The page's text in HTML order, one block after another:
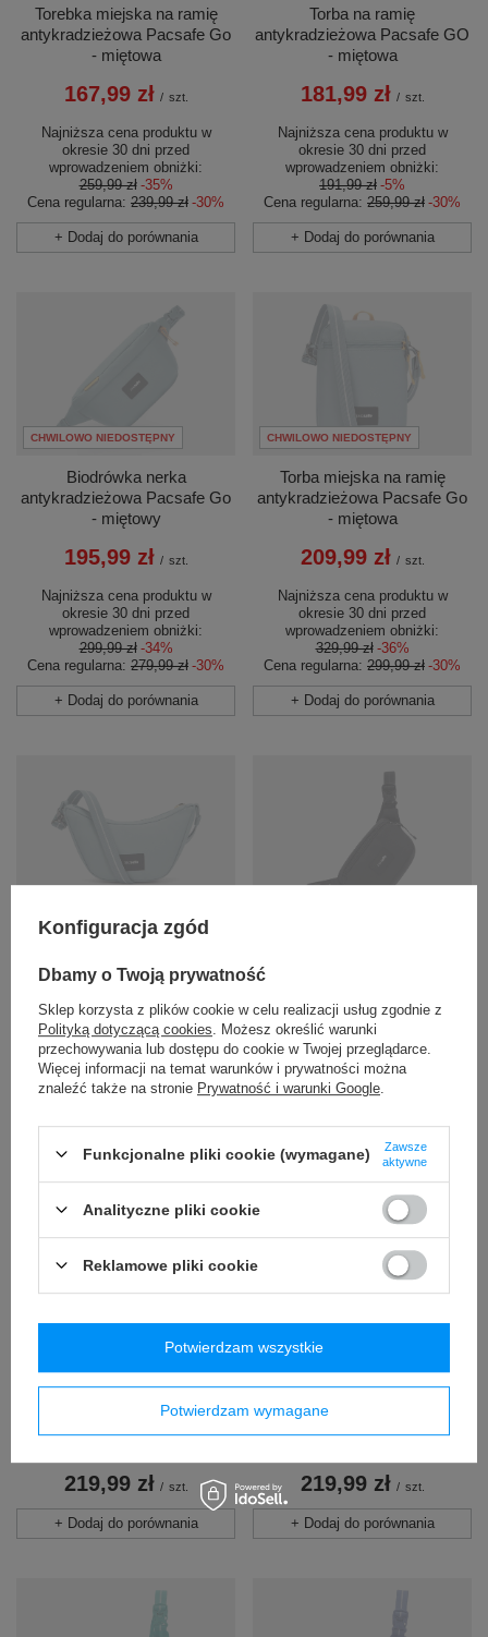
Torebka miejska na ramię
antykradzieżowa Pacsafe Go
- miętowa
167,99 zł / szt.
Najniższa cena produktu w
okresie 30 dni przed
wprowadzeniem obniżki:
259,99 zł -35%
Cena regularna: 239,99 zł -30%
+ Dodaj do porównania
Torba na ramię
antykradzieżowa Pacsafe GO
- miętowa
181,99 zł / szt.
Najniższa cena produktu w
okresie 30 dni przed
wprowadzeniem obniżki:
191,99 zł -5%
Cena regularna: 259,99 zł -30%
+ Dodaj do porównania
CHWILOWO NIEDOSTĘPNY
Biodrówka nerka
antykradzieżowa Pacsafe Go
- miętowy
195,99 zł / szt.
Najniższa cena produktu w
okresie 30 dni przed
wprowadzeniem obniżki:
299,99 zł -34%
Cena regularna: 279,99 zł -30%
+ Dodaj do porównania
CHWILOWO NIEDOSTĘPNY
Torba miejska na ramię
antykradzieżowa Pacsafe Go
- miętowa
209,99 zł / szt.
Najniższa cena produktu w
okresie 30 dni przed
wprowadzeniem obniżki:
329,99 zł -36%
Cena regularna: 299,99 zł -30%
+ Dodaj do porównania
Torebka antykradzieżowa
miętowy
212,99 zł szt.
Najniższa cena produktu w
okresie 30 dni przed
wprowadzeniem obniżki:
Cena regularna:259,99 zł -18%
+ Dodaj do porównania
219,99 zł
+ Dodaj do porównania
Biodrówka nerka
219,99 zł / szt.
+ Dodaj do porównania
antykradzieżowa Pacsafe Go
219,99 zł / szt.
+ Dodaj do porównania
Konfiguracja zgód
Dbamy o Twoją prywatność
Sklep korzysta z plików cookie w celu realizacji usług zgodnie z
Polityką dotyczącą cookies . Możesz określić warunki
przechowywania lub dostępu do cookie w Twojej przeglądarce.
Więcej informacji na temat warunków i prywatności można
znaleźć także na stronie Prywatność i warunki Google
Funkcjonalne pliki cookie (wymagane)
Zawsze
aktywne
Analityczne pliki cookie
Reklamowe pliki cookie
Potwierdzam wymagane
Potwierdzam wszystkie